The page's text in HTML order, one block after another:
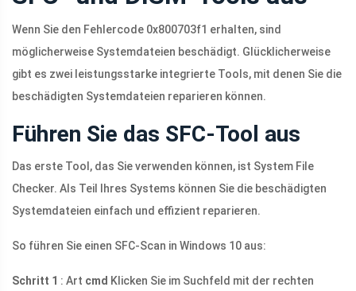
Wenn Sie den Fehlercode 0x800703f1 erhalten, sind
möglicherweise Systemdateien beschädigt. Glücklicherweise
gibt es zwei leistungsstarke integrierte Tools, mit denen Sie die
beschädigten Systemdateien reparieren können.
Führen Sie das SFC-Tool aus
Das erste Tool, das Sie verwenden können, ist System File
Checker. Als Teil Ihres Systems können Sie die beschädigten
Systemdateien einfach und effizient reparieren.
So führen Sie einen SFC-Scan in Windows 10 aus:
Schritt 1 : Art cmd Klicken Sie im Suchfeld mit der rechten